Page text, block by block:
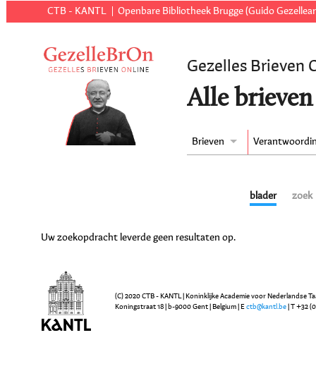
CTB - KANTL Openbare Bibliotheek Brugge (Guido
Gezelles Brieven
Alle brieven
Brieven
blader zoek
Uw zoekopdracht leverde geen resultaten op.
(C) 2020 CTB - KANTL | Koninklijke Academie voor Nederlandse
Koningstraat 18 | b-9000 Gent | Belgium | E ctb@kantl.be | T +32